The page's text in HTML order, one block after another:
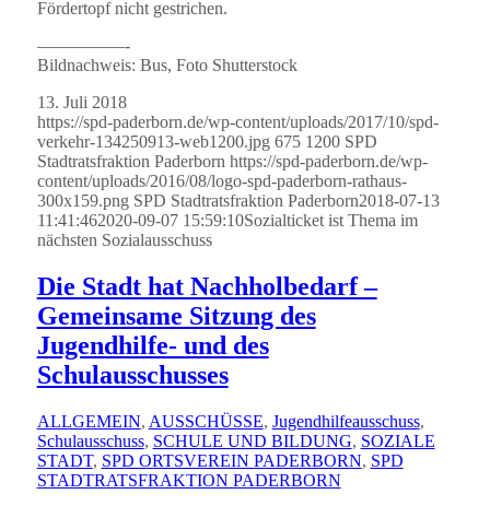
Fördertopf nicht gestrichen.
—————-
Bildnachweis: Bus, Foto Shutterstock
13. Juli 2018
https://spd-paderborn.de/wp-content/uploads/2017/10/spd-
verkehr-134250913-web1200.jpg 675 1200 SPD
Stadtratsfraktion Paderborn https://spd-paderborn.de/wp-
content/uploads/2016/08/logo-spd-paderborn-rathaus-
300x159.png SPD Stadtratsfraktion Paderborn2018-07-13
11:41:462020-09-07 15:59:10Sozialticket ist Thema im
nächsten Sozialausschuss
Die Stadt hat Nachholbedarf –
Gemeinsame Sitzung des
Jugendhilfe- und des
Schulausschusses
ALLGEMEIN, AUSSCHÜSSE, Jugendhilfeausschuss,
Schulausschuss, SCHULE UND BILDUNG, SOZIALE
STADT, SPD ORTSVEREIN PADERBORN, SPD
STADTRATSFRAKTION PADERBORN